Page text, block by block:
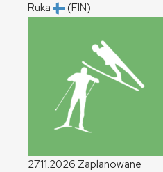
Ruka
(FIN)
27.11.2026 Zaplanowane